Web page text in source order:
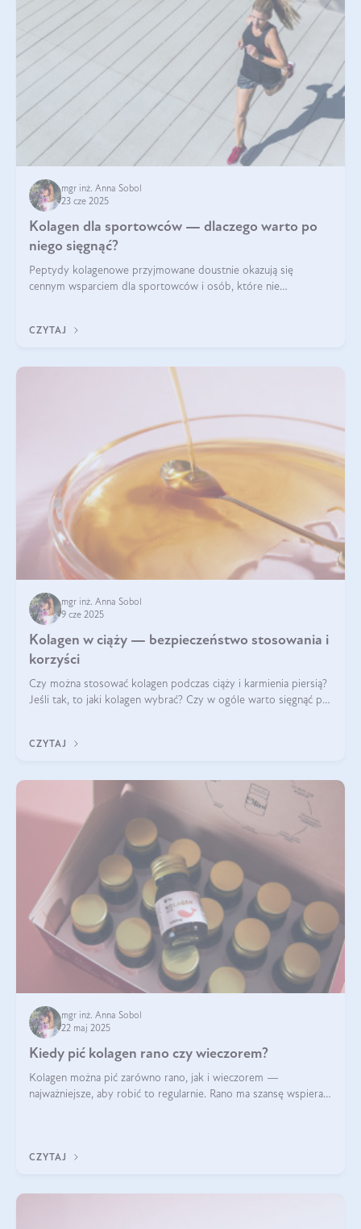
mgr inż. Anna Sobol
23 cze 2025
Kolagen dla sportowców — dlaczego warto po
niego sięgnąć?
Peptydy kolagenowe przyjmowane doustnie okazują się
cennym wsparciem dla sportowców i osób, które nie
CZYTAJ
mgr inż. Anna Sobol
9 cze 2025
Kolagen w ciąży — bezpieczeństwo stosowania i
korzyści
Czy można stosować kolagen podczas ciąży i karmienia piersią?
Jeśli tak, to jaki kolagen wybrać? Czy w ogóle warto sięgnąć po
CZYTAJ
mgr inż. Anna Sobol
22 maj 2025
Kiedy pić kolagen rano czy wieczorem?
Kolagen można pić zarówno rano, jak i wieczorem —
najważniejsze, aby robić to regularnie. Rano ma szansę wspierać
CZYTAJ